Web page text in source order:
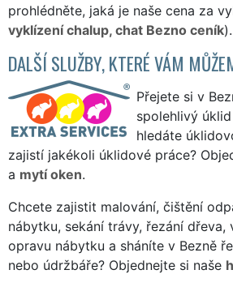
prohlédněte, jaká je naše cena za
vyklízení chalup, chat Bezno ceník).
DALŠÍ SLUŽBY, KTERÉ VÁM
Přejete si v
spolehlivý
hledáte
zajistí jakékoli úklidové práce?
a mytí oken.
Chcete zajistit malování, čištění
nábytku, sekání trávy, řezání
opravu nábytku a sháníte v Bezně
nebo údržbáře? Objednejte si naše